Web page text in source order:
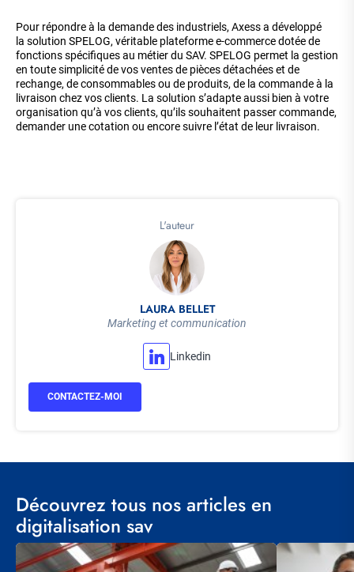
L'auteur
LAURA BELLET
Marketing et communication
Linkedin
CONTACTEZ-MOI
Pour répondre à la demande des industriels, Axess a développé
la solution SPELOG, véritable plateforme e-commerce dotée de
fonctions spécifiques au métier du SAV. SPELOG permet la gestion
en toute simplicité de vos ventes de pièces détachées et de
rechange, de consommables ou de produits, de la commande à la
livraison chez vos clients. La solution s’adapte aussi bien à votre
organisation qu’à vos clients, qu’ils souhaitent passer commande,
demander une cotation ou encore suivre l’état de leur livraison.
Découvrez tous nos articles en
digitalisation sav
Visuel
principal
Visuel